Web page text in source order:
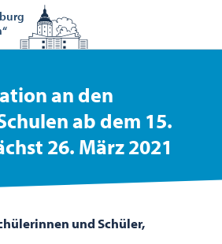
an den
ab dem 15.
26. März 2021
und Schüler,